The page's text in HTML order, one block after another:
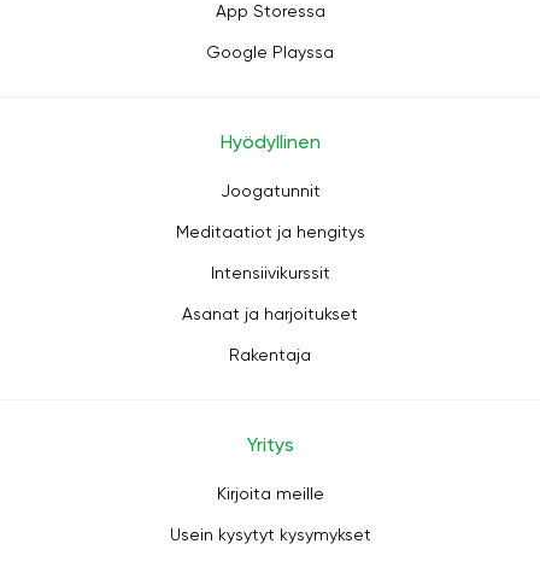
App Storessa
Google Playssa
Hyödyllinen
Joogatunnit
Meditaatiot ja hengitys
Intensiivikurssit
Asanat ja harjoitukset
Rakentaja
Yritys
Kirjoita meille
Usein kysytyt kysymykset